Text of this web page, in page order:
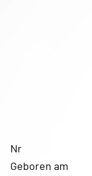
Nr
Geboren am